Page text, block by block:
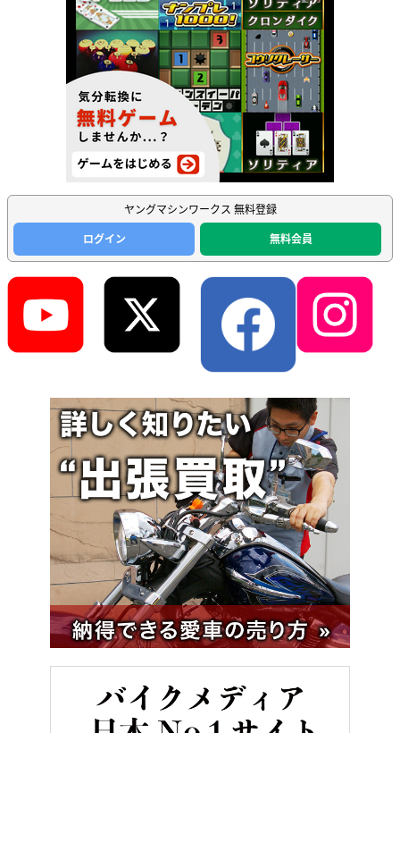
ヤングマシンワークス 無料登録
ログイン
無料会員